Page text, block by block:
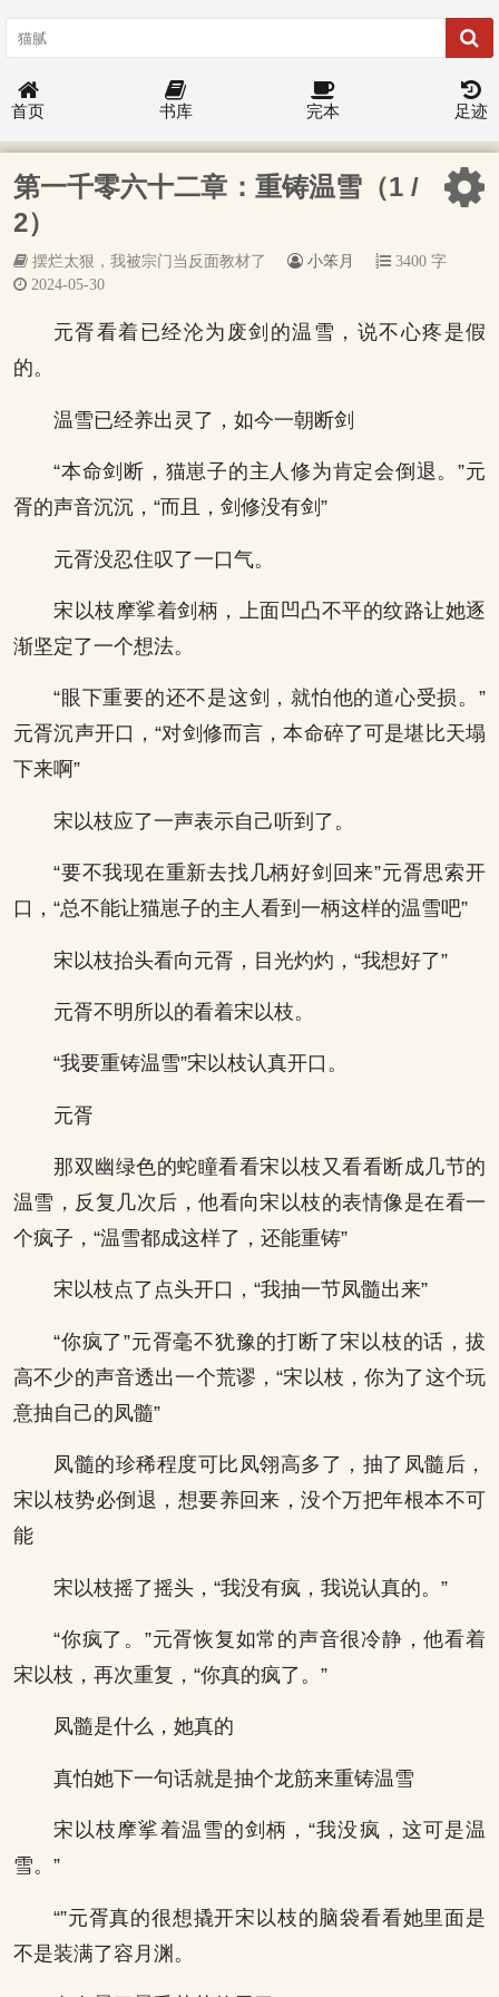
首页 书库 完本 足迹
第一千零六十二章：重铸温雪（1 /
2）
摆烂太狠，我被宗门当反面教材了 小笨月
3400 字
2024-05-30
元胥看着已经沦为废剑的温雪，说不心疼是假
的。
温雪已经养出灵了，如今一朝断剑
“本命剑断，猫崽子的主人修为肯定会倒退。”元
胥的声音沉沉，“而且，剑修没有剑”
元胥没忍住叹了一口气。
宋以枝摩挲着剑柄，上面凹凸不平的纹路让她逐
渐坚定了一个想法。
“眼下重要的还不是这剑，就怕他的道心受损。”
元胥沉声开口，“对剑修而言，本命碎了可是堪比天塌
下来啊”
宋以枝应了一声表示自己听到了。
“要不我现在重新去找几柄好剑回来”元胥思索开
口，“总不能让猫崽子的主人看到一柄这样的温雪吧”
宋以枝抬头看向元胥，目光灼灼，“我想好了”
元胥不明所以的看着宋以枝。
“我要重铸温雪”宋以枝认真开口。
元胥
那双幽绿色的蛇瞳看看宋以枝又看看断成几节的
温雪，反复几次后，他看向宋以枝的表情像是在看一
个疯子，“温雪都成这样了，还能重铸”
宋以枝点了点头开口，“我抽一节凤髓出来”
“你疯了”元胥毫不犹豫的打断了宋以枝的话，拔
高不少的声音透出一个荒谬，“宋以枝，你为了这个玩
意抽自己的凤髓”
凤髓的珍稀程度可比凤翎高多了，抽了凤髓后，
宋以枝势必倒退，想要养回来，没个万把年根本不可
能
宋以枝摇了摇头，“我没有疯，我说认真的。”
“你疯了。”元胥恢复如常的声音很冷静，他看着
宋以枝，再次重复，“你真的疯了。”
凤髓是什么，她真的
真怕她下一句话就是抽个龙筋来重铸温雪
宋以枝摩挲着温雪的剑柄，“我没疯，这可是温
雪。”
“”元胥真的很想撬开宋以枝的脑袋看看她里面是
不是装满了容月渊。